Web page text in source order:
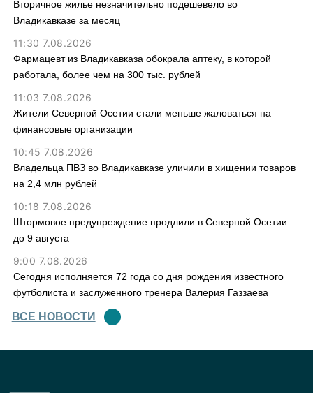
Вторичное жилье незначительно подешевело во
Владикавказе за месяц
11:30 7.08.2026
Фармацевт из Владикавказа обокрала аптеку, в которой
работала, более чем на 300 тыс. рублей
11:03 7.08.2026
Жители Северной Осетии стали меньше жаловаться на
финансовые организации
10:45 7.08.2026
Владельца ПВЗ во Владикавказе уличили в хищении товаров
на 2,4 млн рублей
10:18 7.08.2026
Штормовое предупреждение продлили в Северной Осетии
до 9 августа
9:00 7.08.2026
Сегодня исполняется 72 года со дня рождения известного
футболиста и заслуженного тренера Валерия Газзаева
ВСЕ НОВОСТИ